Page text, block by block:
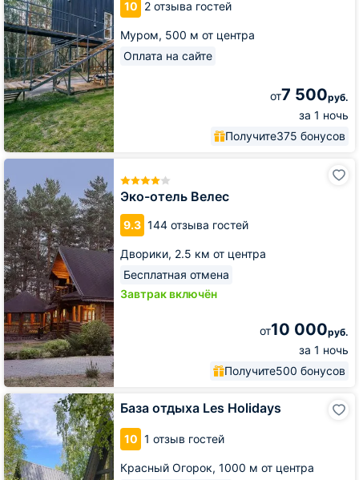
10 2 отзыва гостей
Муром, 500 м от центра
Оплата на сайте
от7 500руб.
за 1 ночь
Получите375 бонусов
Эко-отель Велес
9.3 144 отзыва гостей
Дворики, 2.5 км от центра
Бесплатная отмена
Завтрак включён
от10 000руб.
за 1 ночь
Получите500 бонусов
Эко-
отель
Велес
База отдыха Les Holidays
10 1 отзыв гостей
Красный Огорок, 1000 м от центра
База
отдыха
Les
Holidays